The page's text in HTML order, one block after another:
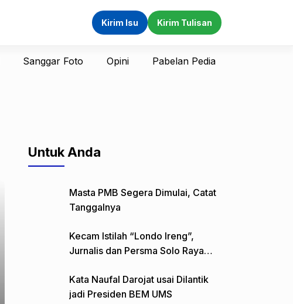
Kirim Isu Kirim Tulisan
Sanggar Foto Opini Pabelan Pedia
Untuk Anda
Masta PMB Segera Dimulai, Catat
Tanggalnya
Kecam Istilah “Londo Ireng”,
Jurnalis dan Persma Solo Raya
Kata Naufal Darojat usai Dilantik
jadi Presiden BEM UMS